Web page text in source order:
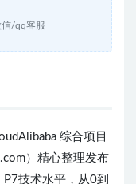
信/qq客服
综合项目
）精心整理发布
技术水平，从0到